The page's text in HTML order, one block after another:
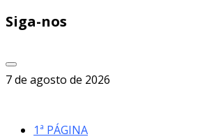
Siga-nos
7 de agosto de 2026
1ª PÁGINA